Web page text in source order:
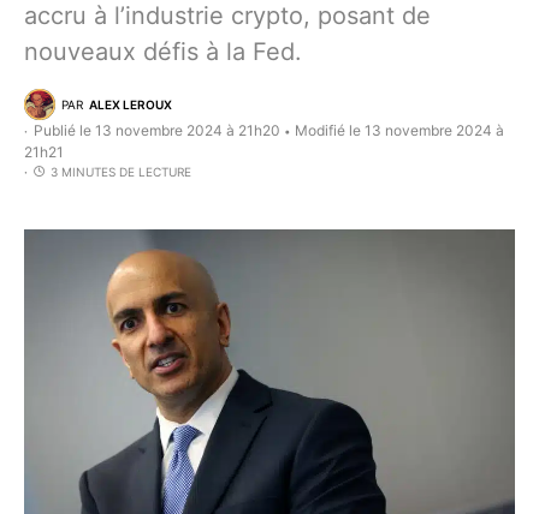
accru à l’industrie crypto, posant de
nouveaux défis à la Fed.
PAR ALEX LEROUX
Publié le 13 novembre 2024 à 21h20 • Modifié le 13 novembre 2024 à
21h21
3 MINUTES DE LECTURE